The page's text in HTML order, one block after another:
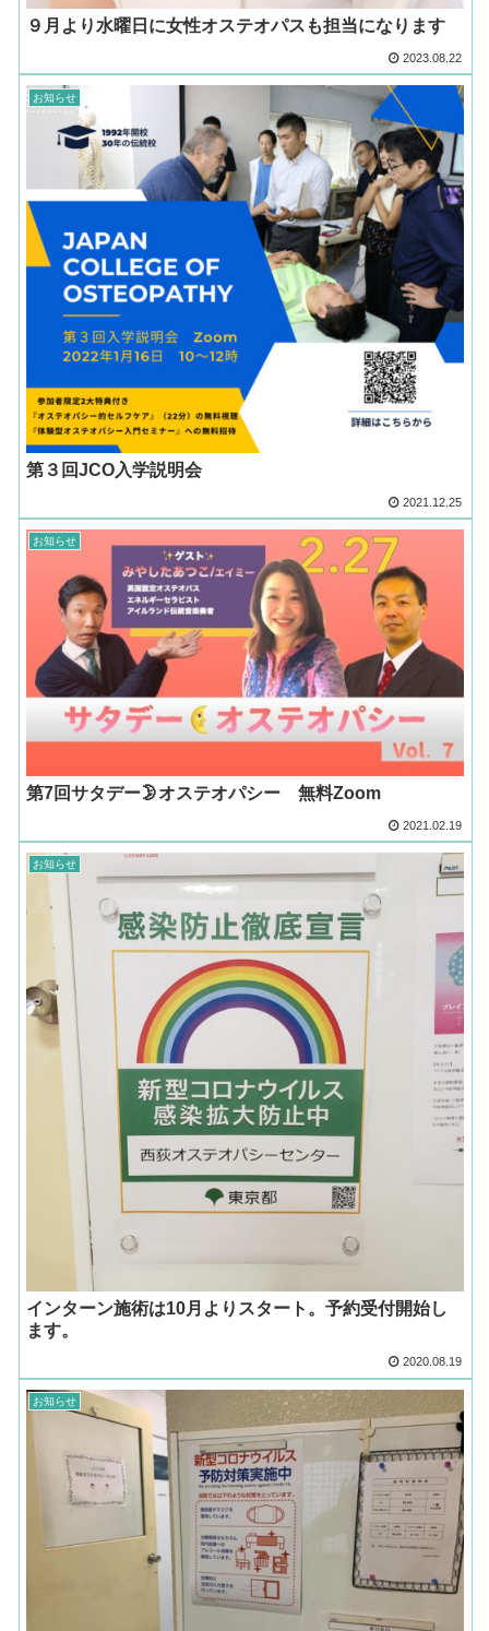
９月より水曜日に女性オステオパスも担当になります
2023.08.22
お知らせ
第３回JCO入学説明会
2021.12.25
お知らせ
第7回サタデー🌛オステオパシー 無料Zoom
2021.02.19
お知らせ
インターン施術は10月よりスタート。予約受付開始し
ます。
2020.08.19
お知らせ